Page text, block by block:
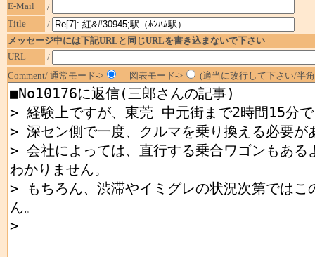
E-Mail
/
Title
/
メッセージ中には下記URLと同じURLを書き込まないで下さい
URL
/
Comment/ 通常モード->
図表モード-> (適当に改行して下さい/半